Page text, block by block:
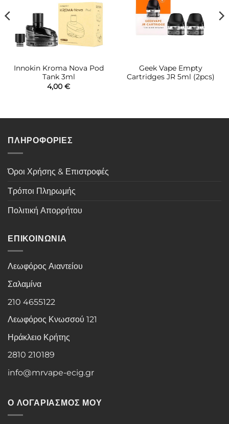
Innokin Kroma Nova Pod
Tank 3ml
4,00 €
Geek Vape Empty
Cartridges JR 5ml (2pcs)
ΠΛΗΡΟΦΟΡΙΕΣ
Όροι Χρήσης & Επιστροφές
Τρόποι Πληρωμής
Πολιτική Απορρήτου
ΕΠΙΚΟΙΝΩΝΙΑ
Λεωφόρος Αιαντείου
Σαλαμίνα
210 4655122
Λεωφόρος Κνωσσού 121
Ηράκλειο Κρήτης
2810 210189
info@mrvape-ecig.gr
Ο ΛΟΓΑΡΙΑΣΜΟΣ ΜΟΥ